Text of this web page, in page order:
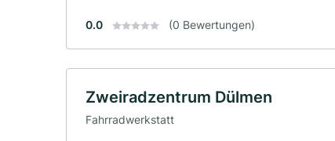
0.0 (0 Bewertungen)
Zweiradzentrum Dülmen
Fahrradwerkstatt